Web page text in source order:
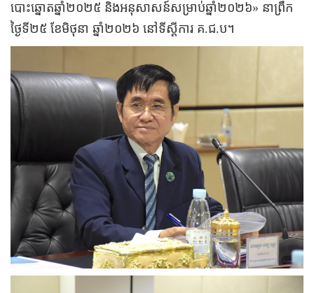
បោះឆ្នោតឆ្នាំ២០២៥ និងអនុសាសន៍សម្រាប់ឆ្នាំ២០២៦» នាព្រឹក
ថ្ងៃទី២៥ ខែមិថុនា ឆ្នាំ២០២៦ នៅទីស្ដីការ គ.ជ.ប។